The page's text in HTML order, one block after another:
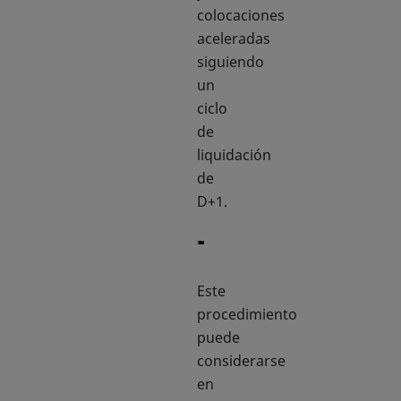
colocaciones
aceleradas
siguiendo
un
ciclo
de
liquidación
de
D+1.
Este
procedimiento
puede
considerarse
en